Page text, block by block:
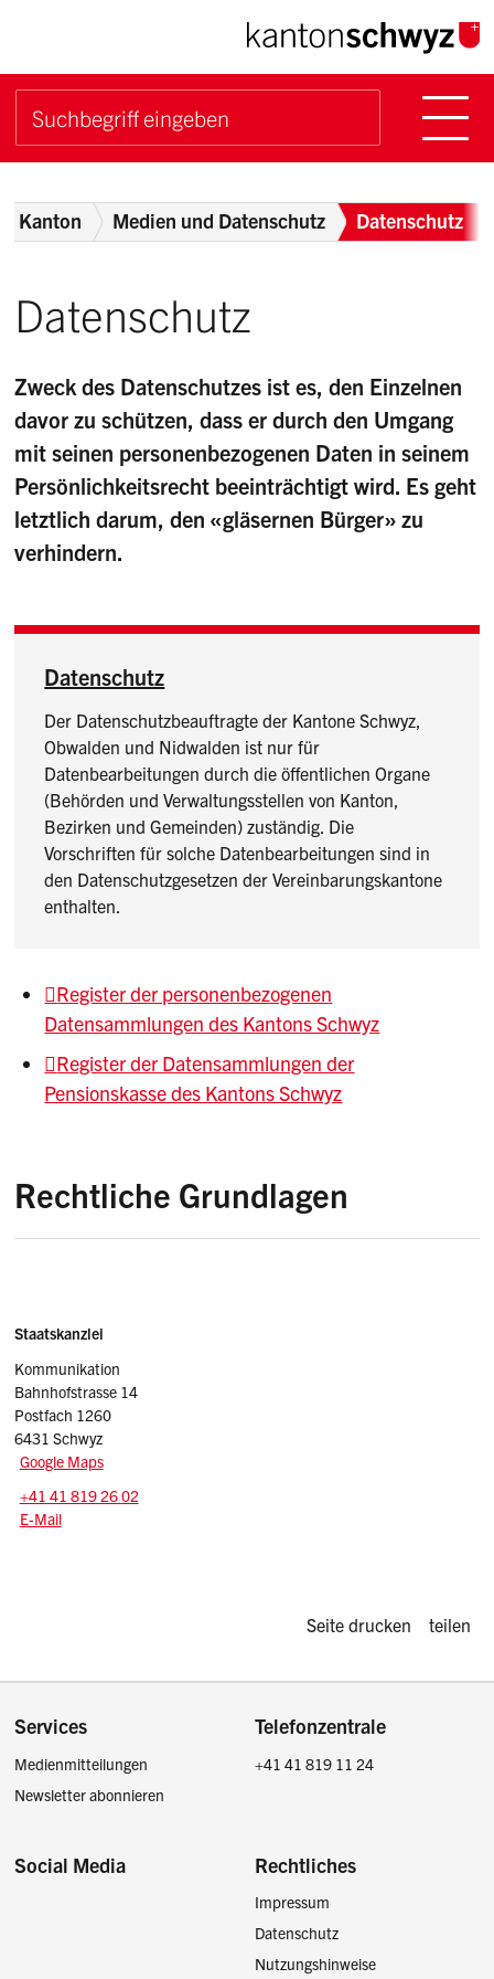
Navigieren im Kanton
Schnellnavigation
Suchbegriff
Breadcrumb
Kanton Medien und Datenschutz Datenschutz
Datenschutz
Zweck des Datenschutzes ist es, den Einzelnen
davor zu schützen, dass er durch den Umgang
mit seinen personenbezogenen Daten in seinem
Persönlichkeitsrecht beeinträchtigt wird. Es geht
letztlich darum, den «gläsernen Bürger» zu
verhindern.
Datenschutz
Der Datenschutzbeauftragte der Kantone Schwyz,
Obwalden und Nidwalden ist nur für
Datenbearbeitungen durch die öffentlichen Organe
(Behörden und Verwaltungsstellen von Kanton,
Bezirken und Gemeinden) zuständig. Die
Vorschriften für solche Datenbearbeitungen sind in
den Datenschutzgesetzen der Vereinbarungskantone
enthalten.
Register der personenbezogenen
Datensammlungen des Kantons Schwyz
Register der Datensammlungen der
Pensionskasse des Kantons Schwyz
Rechtliche Grundlagen
Sidebar
Adresse
Staatskanzlei
Kommunikation
Bahnhofstrasse 14
Postfach 1260
6431 Schwyz
Google Maps
Tel.:
+41 41 819 26 02
E-Mail: info
E-Mail
Diese Seite
Seite drucken teilen
Footer
Services
Medienmitteilungen
Newsletter abonnieren
Telefonzentrale
+41 41 819 11 24
Social Media Rechtliches
Impressum
Datenschutz
Nutzungshinweise